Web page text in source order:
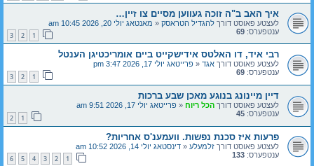
איך האב ב"ה זוכה געווען מסיים צו זיין…
לעצטע פאוסט דורך להגדיל הטראסק « מאנטאג יולי 20, 2026 10:45 am
ענטפערס: 69
1
2
3
רבי איד, דו האלטס אידישקייט ביים אומריכטיגן הענטל
לעצטע פאוסט דורך אגד « פרייטאג יולי 17, 2026 3:47 pm
ענטפערס: 69
1
2
3
דיין מיינונג בנוגע מאכן שבע ברכות
לעצטע פאוסט דורך הכל ריוח « פרייטאג יולי 17, 2026 9:51 am
ענטפערס: 45
1
2
פרעות איז סכנת נפשות. וועמענ'ס אחריות?
לעצטע פאוסט דורך זלמעלע « דינסטאג יולי 14, 2026 10:52 am
ענטפערס: 133
1
2
3
4
5
6